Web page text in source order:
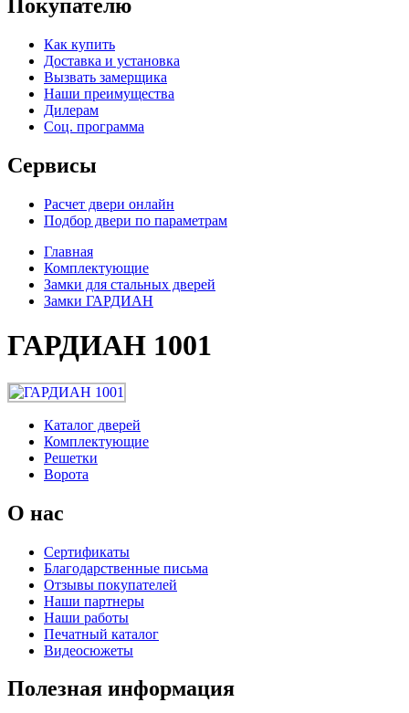
Покупателю
Как купить
Доставка и установка
Вызвать замерщика
Наши преимущества
Дилерам
Соц. программа
Сервисы
Расчет двери онлайн
Подбор двери по параметрам
Главная
Комплектующие
Замки для стальных дверей
Замки ГАРДИАН
ГАРДИАН 1001
Каталог дверей
Комплектующие
Решетки
Ворота
О нас
Сертификаты
Благодарственные письма
Отзывы покупателей
Наши партнеры
Наши работы
Печатный каталог
Видеосюжеты
Полезная информация